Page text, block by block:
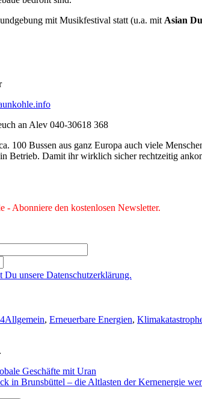
mit Musikfestival statt (u.a. mit Asian
an Alev 040-30618 368
100 Bussen aus ganz Europa auch viele
Betrieb. Damit ihr wirklich sicher rechtzeitig
- Abonniere den kostenlosen Newsletter.
unsere Datenschutzerklärung.
Allgemein, Erneuerbare Energien,
Geschäfte mit Uran
in Brunsbüttel – die Altlasten der Kernenergie